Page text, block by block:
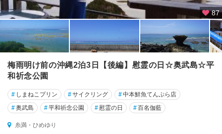
島
87
梅雨明け前の沖縄2泊3日【後編】慰霊の日☆奥武島☆平
和祈念公園
# しまねこプリン #サイクリング #中本鮮魚てんぷら店
#奥武島 #平和祈念公園 #慰霊の日 #百名伽藍
糸満・ひめゆり